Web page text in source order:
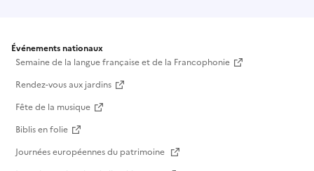
Événements nationaux
Semaine de la langue française et de la Francophonie
Rendez-vous aux jardins
Fête de la musique
Biblis en folie
Journées européennes du patrimoine